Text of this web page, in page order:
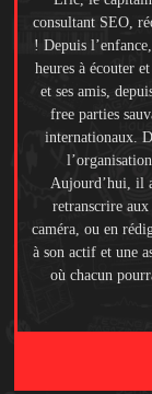
consultant SEO,
! Depuis
heures à écouter
et ses amis,
free parties
internationaux.
Aujourd’hui, il
retranscrire
caméra, ou en
à son actif et une
où chacun